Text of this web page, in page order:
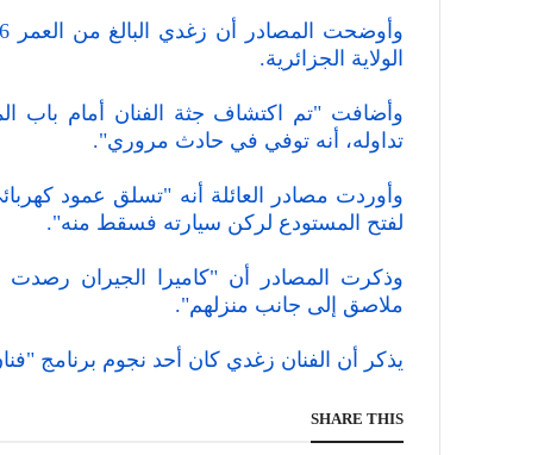
الولاية الجزائرية.
وأضافت "تم اكتشاف جثة الفنان أمام باب
تداوله، أنه توفي في حادث مروري".
وأوردت مصادر العائلة أنه "تسلق عمود
لفتح المستودع لركن سيارته فسقط منه".
وذكرت المصادر أن "كاميرا الجيران
ملاصق إلى جانب منزلهم".
يذكر أن الفنان زغدي كان أحد نجوم برنامج
SHARE THIS